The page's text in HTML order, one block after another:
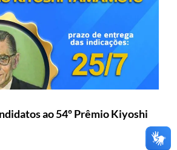
ao 54º Prêmio Kiyoshi